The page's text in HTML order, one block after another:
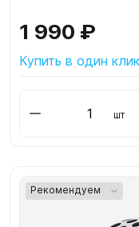
1 990 ₽
Купить в один клик
шт
Рекомендуем